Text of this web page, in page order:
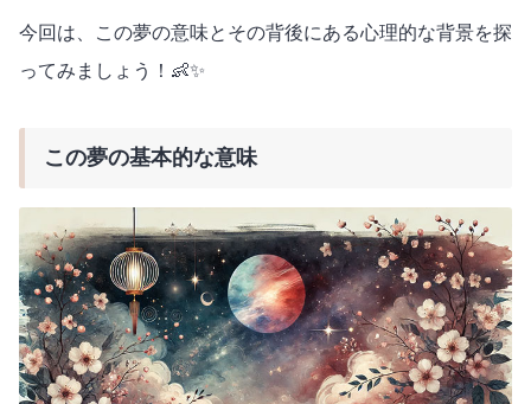
今回は、この夢の意味とその背後にある心理的な背景を探
ってみましょう！👶✨
この夢の基本的な意味